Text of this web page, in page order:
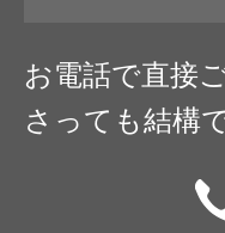
お電話で直接
さっても結構